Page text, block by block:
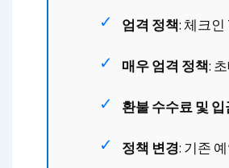
엄격 정책: 체크인
매우 엄격 정책:
환불 수수료 및 입
정책 변경: 기존